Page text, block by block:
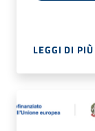
LEGGI DI PIÙ